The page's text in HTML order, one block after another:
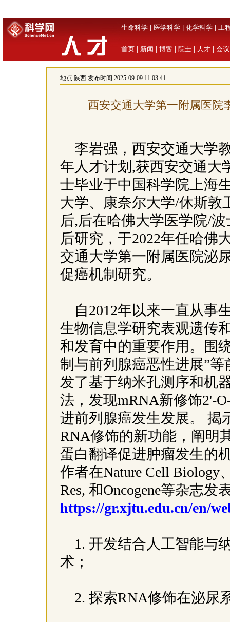
生命科学 医学科学 化学科学 工
首页 新闻 博客 院士 人才 会议
地点:陕西发布时间:2025-09-09 11:03:41
西安交通大学第一附属医院
李岩强，西安交通大学
年人才计划,获西安交通大
士毕业于中国科学院上海
大学、康奈尔大学/休斯敦
后,后在哈佛大学医学院/
后研究，于2022年任哈佛
交通大学第一附属医院泌
促癌机制研究。
自2012年以来一直从事
生物信息学研究表观遗传
和发育中的重要作用。围
制与前列腺癌恶性进展”
发了基于纳米孔测序和机
法，发现mRNA新修饰2'-
进前列腺癌发生发展。 揭
RNA修饰的新功能，阐明
蛋白翻译促进肿瘤发生的
作者在Nature Cell Biology
Res, 和Oncogene等杂志
https://gr.xjtu.edu.cn/en/
1. 开发结合人工智能与
术；
2. 探索RNA修饰在泌尿